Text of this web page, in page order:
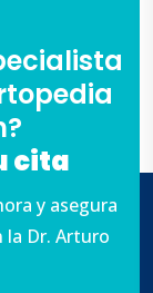
cita
y asegura
la Dr. Arturo